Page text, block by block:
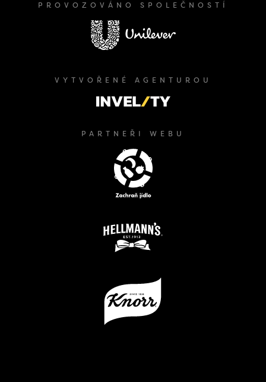
PROVOZOVÁNO SPOLEČNOSTÍ
VYTVOŘENÉ AGENTUROU
PARTNEŘI WEBU